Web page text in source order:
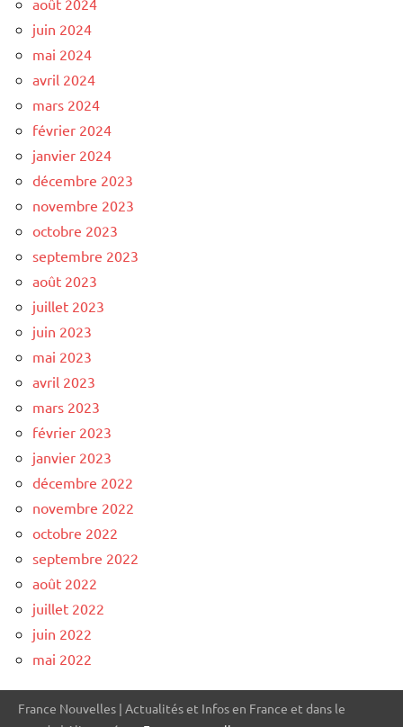
juin 2024
mai 2024
avril 2024
mars 2024
février 2024
janvier 2024
décembre 2023
novembre 2023
octobre 2023
septembre 2023
août 2023
juillet 2023
juin 2023
mai 2023
avril 2023
mars 2023
février 2023
janvier 2023
décembre 2022
novembre 2022
octobre 2022
septembre 2022
août 2022
juillet 2022
juin 2022
mai 2022
France Nouvelles | Actualités et Infos en France et dans le